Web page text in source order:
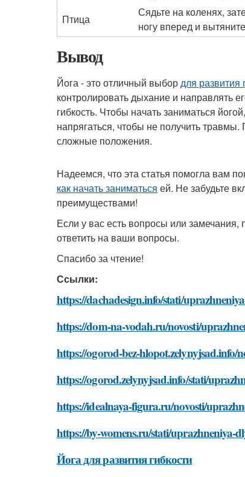
Птица
Сядьте на коленях,
ногу вперед и
Вывод
Йога - это отличный выбордля развития
контролировать дыхание и направлять
гибкость. Чтобы начать заниматься
напрягаться, чтобы не получить
сложные положения.
Надеемся, что эта статья помогла вам
как начать заниматься ей. Не забудьте
преимуществами!
Если у вас есть вопросы или
ответить на ваши вопросы.
Спасибо за чтение!
Ссылки:
https://dachadesign.info/stati/
https://dom-na-vodah.ru/novosti/
https://ogorod-bez-hlopot.zelynyjsad.info/
https://ogorod.zelynyjsad.info/stati/
https://idealnaya-figura.ru/novosti/
https://by-womens.ru/stati/uprazhneniya-
Йога для развития гибкости